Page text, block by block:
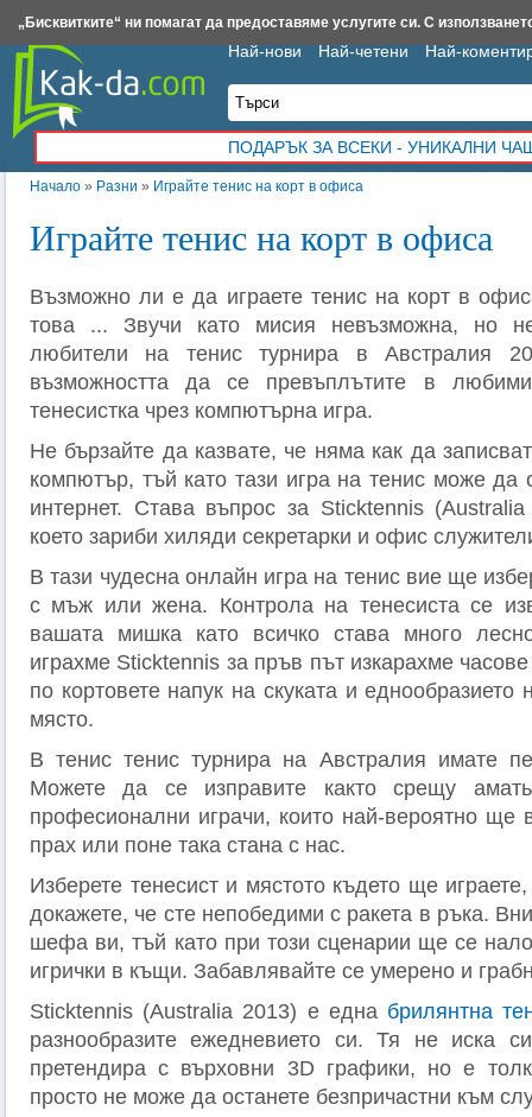
Начало » Разни » Играйте тенис на корт в офиса
Играйте тенис на корт в офиса
Възможно ли е да играете тенис на корт в
това ... Звучи като мисия невъзможна, но
любители на тенис турнира в Австралия
възможността да се превъплътите в
тенесистка чрез компютърна игра.
Не бързайте да казвате, че няма как да
компютър, тъй като тази игра на тенис може да
интернет. Става въпрос за Sticktennis (
което зариби хиляди секретарки и офис
В тази чудесна онлайн игра на тенис вие ще
с мъж или жена. Контрола на тенесиста се
вашата мишка като всичко става много
играхме Sticktennis за пръв път изкарахме
по кортовете напук на скуката и еднообразието
място.
В тенис тенис турнира на Австралия имате
Можете да се изправите както срещу
професионални играчи, които най-вероятно ще
прах или поне така стана с нас.
Изберете тенесист и мястото където ще
докажете, че сте непобедими с ракета в ръка.
шефа ви, тъй като при този сценарии ще се
игрички в къщи. Забавлявайте се умерено и
Sticktennis (Australia 2013) е една брилянтна
разнообразите ежедневието си. Тя не иска
претендира с върховни 3D графики, но е
просто не може да останете безпричастни към
Най-нови Най-четени Най-
ПОДАРЪК ЗА ВСЕКИ - УНИКАЛНИ
Insert.bg Framar.bg Kak-da.com Iztochnik.com BauBau.bg NewAge.bg
„Бисквитките“ ни помагат да предоставяме услугите си. С